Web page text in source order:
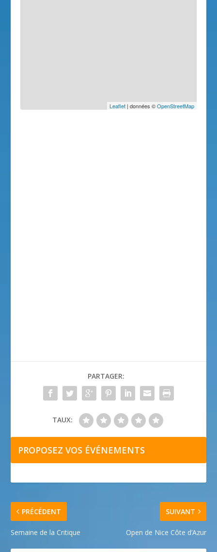
Leaflet| données ©OpenStreetMap
PARTAGER:
TAUX:
PROPOSEZ VOS ÉVÉNEMENTS
PRÉCÉDENT
Semaine de la Critique
SUIVANT
Open de Nice Côte d’Azur